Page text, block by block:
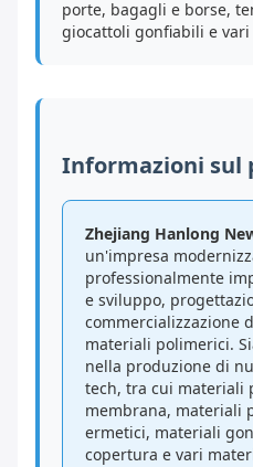
porte, bagagli e borse,
giocattoli gonfiabili e
Informazioni sul
Zhejiang Hanlong
un'impresa
professionalmente
e sviluppo,
commercializzazione
materiali polimerici.
nella produzione di
tech, tra cui materiali
membrana, materiali
ermetici, materiali
copertura e vari